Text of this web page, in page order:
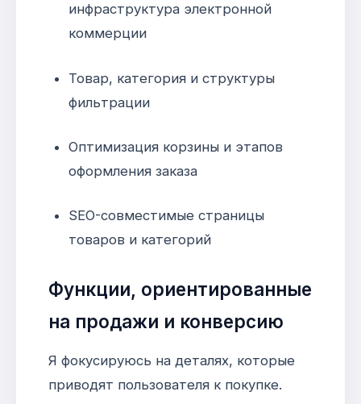
инфраструктура электронной
коммерции
Товар, категория и структуры
фильтрации
Оптимизация корзины и этапов
оформления заказа
SEO-совместимые страницы
товаров и категорий
Функции, ориентированные
на продажи и конверсию
Я фокусируюсь на деталях, которые
приводят пользователя к покупке.